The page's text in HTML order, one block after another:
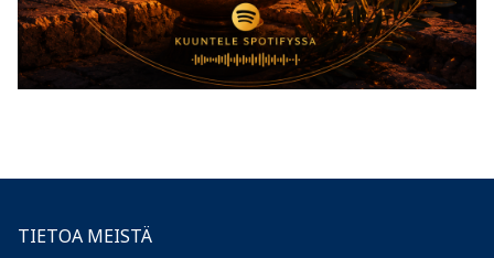
TIETOA MEISTÄ